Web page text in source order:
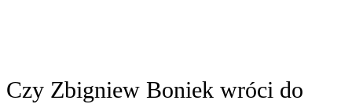
Czy Zbigniew Boniek wróci do